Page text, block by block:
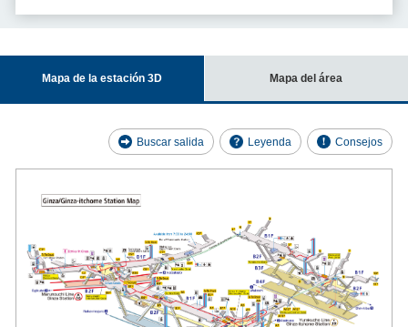
Mapa de la estación 3D Mapa del área
Buscar salida Leyenda Consejos